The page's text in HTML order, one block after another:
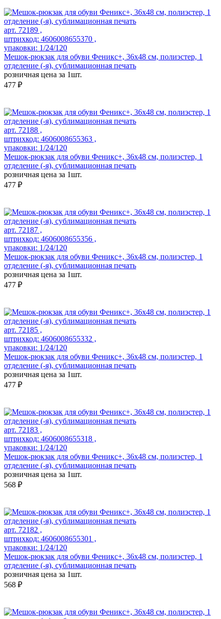
арт. 72189 ,
штрихкод: 4606008655370 ,
упаковки: 1/24/120
Мешок-рюкзак для обуви Феникс+, 36х48 см, полиэстер, 1
отделение (-я), сублимационная печать
розничная цена за 1шт.
477 ₽
арт. 72188 ,
штрихкод: 4606008655363 ,
упаковки: 1/24/120
Мешок-рюкзак для обуви Феникс+, 36х48 см, полиэстер, 1
отделение (-я), сублимационная печать
розничная цена за 1шт.
477 ₽
арт. 72187 ,
штрихкод: 4606008655356 ,
упаковки: 1/24/120
Мешок-рюкзак для обуви Феникс+, 36х48 см, полиэстер, 1
отделение (-я), сублимационная печать
розничная цена за 1шт.
477 ₽
арт. 72185 ,
штрихкод: 4606008655332 ,
упаковки: 1/24/120
Мешок-рюкзак для обуви Феникс+, 36х48 см, полиэстер, 1
отделение (-я), сублимационная печать
розничная цена за 1шт.
477 ₽
арт. 72183 ,
штрихкод: 4606008655318 ,
упаковки: 1/24/120
Мешок-рюкзак для обуви Феникс+, 36х48 см, полиэстер, 1
отделение (-я), сублимационная печать
розничная цена за 1шт.
568 ₽
арт. 72182 ,
штрихкод: 4606008655301 ,
упаковки: 1/24/120
Мешок-рюкзак для обуви Феникс+, 36х48 см, полиэстер, 1
отделение (-я), сублимационная печать
розничная цена за 1шт.
568 ₽